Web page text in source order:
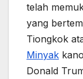
telah
yang
Tiongkok
Minyak
Donald